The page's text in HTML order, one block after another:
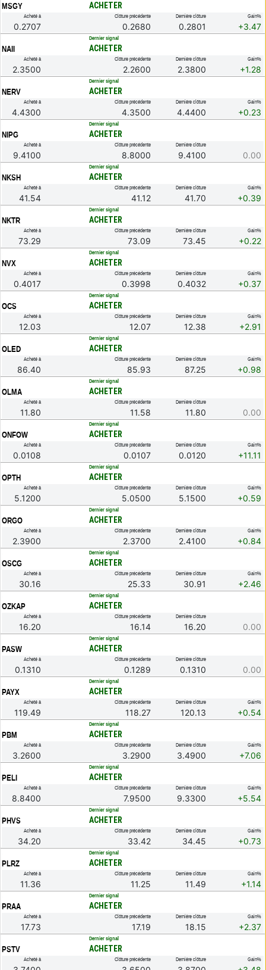
MSGY ACHETER
Acheté à
0.2707
Clôture précédente
0.2680
Dernière clôture
0.2801
Gain%
+3.47
NAII
Dernier signal
ACHETER
Acheté à
2.3500
Clôture précédente
2.2600
Dernière clôture
2.3800
Gain%
+1.28
NERV
Dernier signal
ACHETER
Acheté à
4.4300
Clôture précédente
4.3500
Dernière clôture
4.4400
Gain%
+0.23
NIPG
Dernier signal
ACHETER
Acheté à
9.4100
Clôture précédente
8.8000
Dernière clôture
9.4100 0.00
NKSH
Dernier signal
ACHETER
Acheté à
41.54
Clôture précédente
41.12
Dernière clôture
41.70
Gain%
+0.39
NKTR
Dernier signal
ACHETER
Acheté à
73.29
Clôture précédente
73.09
Dernière clôture
73.45
Gain%
+0.22
NVX
Dernier signal
ACHETER
Acheté à
0.4017
Clôture précédente
0.3998
Dernière clôture
0.4032
Gain%
+0.37
OCS
Dernier signal
ACHETER
Acheté à
12.03
Clôture précédente
12.07
Dernière clôture
12.38
Gain%
+2.91
OLED
Dernier signal
ACHETER
Acheté à
86.40
Clôture précédente
85.93
Dernière clôture
87.25
Gain%
+0.98
OLMA
Dernier signal
ACHETER
Acheté à
11.80
Clôture précédente
11.58
Dernière clôture
11.80 0.00
ONFOW
Dernier signal
ACHETER
Acheté à
0.0108
Clôture précédente
0.0107
Dernière clôture
0.0120
Gain%
+11.11
OPTH
Dernier signal
ACHETER
Acheté à
5.1200
Clôture précédente
5.0500
Dernière clôture
5.1500
Gain%
+0.59
ORGO
Dernier signal
ACHETER
Acheté à
2.3900
Clôture précédente
2.3700
Dernière clôture
2.4100
Gain%
+0.84
OSCG
Dernier signal
ACHETER
Acheté à
30.16
Clôture précédente
25.33
Dernière clôture
30.91
Gain%
+2.46
OZKAP
Dernier signal
ACHETER
Acheté à
16.20
Clôture précédente
16.14
Dernière clôture
16.20 0.00
PASW
Dernier signal
ACHETER
Acheté à
0.1310
Clôture précédente
0.1289
Dernière clôture
0.1310 0.00
PAYX
Dernier signal
ACHETER
Acheté à
119.49
Clôture précédente
118.27
Dernière clôture
120.13
Gain%
+0.54
PBM
Dernier signal
ACHETER
Acheté à
3.2600
Clôture précédente
3.2900
Dernière clôture
3.4900
Gain%
+7.06
PELI
Dernier signal
ACHETER
Acheté à
8.8400
Clôture précédente
7.9500
Dernière clôture
9.3300
Gain%
+5.54
PHVS
Dernier signal
ACHETER
Acheté à
34.20
Clôture précédente
33.42
Dernière clôture
34.45
Gain%
+0.73
PLRZ
Dernier signal
ACHETER
Acheté à
11.36
Clôture précédente
11.25
Dernière clôture
11.49
Gain%
+1.14
PRAA
Dernier signal
ACHETER
Acheté à
17.73
Clôture précédente
17.19
Dernière clôture
18.15
Gain%
+2.37
PSTV
Dernier signal
ACHETER
Acheté à Clôture précédente Dernière clôture Gain%